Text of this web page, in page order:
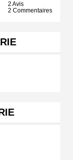
2 Avis
2 Commentaires